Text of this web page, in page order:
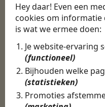
Hey daar! Even een
cookies om informatie
is wat we ermee doen:
Je website-ervaring
(functioneel)
Bijhouden welke
(statistieken)
Promoties
ERVARINGEN
Martijn vond
nieuwe baan
CBEE
Door Swipe4Work